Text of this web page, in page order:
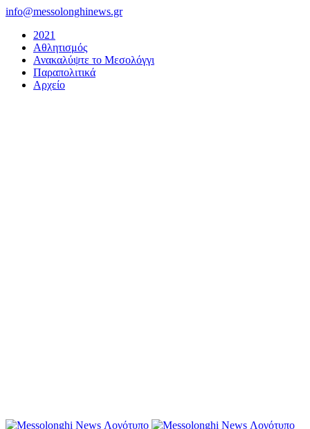
Μετάβαση
περιεχόμενο
info@messolonghinews.gr
2021
Αθλητισμός
Ανακαλύψτε το Μεσολόγγι
Παραπολιτικά
Αρχείο